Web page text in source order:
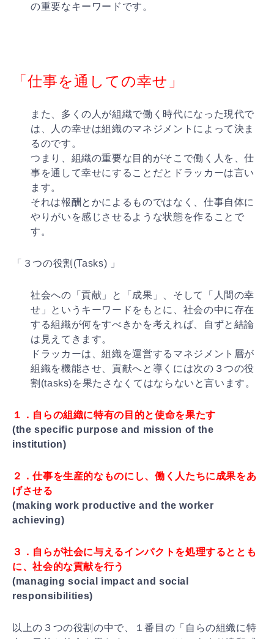
の重要なキーワー ドです。
「仕事を通しての幸せ」
また、多くの人が組織で働く時代になった現代で
は、人の幸せは組織のマネジメントによって決ま
るのです。
つまり、組織の重要な目的がそこで働く人を、仕
事を通し て幸せにすることだとドラッカーは言い
ます。
それは報酬とかによるものではなく、仕事自体に
やりがい を感じさせるような状態を作ることで
す。
「３つの役割(Tasks) 」
社会への「貢献」と「成果」、そして「人間の幸
せ」とい うキーワードをもとに、社会の中に存在
する組織が何をすべきかを考えれば、自ずと結論
は見えてきます。
ドラッカーは、組織を運営するマネジメント層が
組織を機能させ、貢献へと導くには次の３つの役
割(tasks)を果たさなくてはならないと言います。
１．自らの組織に特有の目的と使命を果たす
(the specific purpose and mission of the
institution)
２．仕事を生産的なものにし、働く人たちに成果をあ
げさせる
(making work productive and the worker
achieving)
３．自らが社会に与えるインパクトを処理するととも
に、社会的な貢献を行う
(managing social impact and social
responsibilities)
以上の３つの役割の中で、１番目の「自らの組織に特